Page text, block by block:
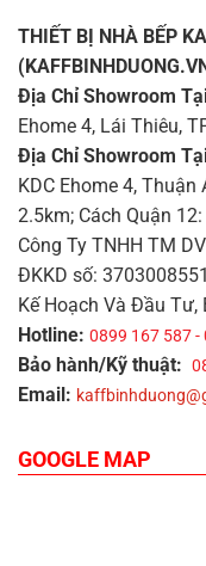
THIẾT BỊ NHÀ BẾP
Địa Chỉ Showroom
Ehome 4, Lái Thiêu,
Địa Chỉ Showroom
KDC Ehome 4,
2.5km; Cách Quận
Công Ty TNHH TM
ĐKKD số:
Kế Hoạch Và Đầu Tư,
Hotline: 0899 167 587 -
Bảo hành/Kỹ thuật:
Email:
GOOGLE MAP